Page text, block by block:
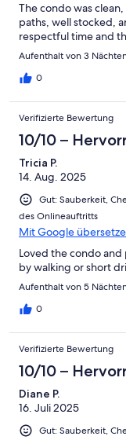
The condo was
paths, well stocked,
respectful time and
Aufenthalt von 3
0
Verifizierte Bewertung
10/10 –
Tricia P.
14. Aug. 2025
Gut: Sauberkeit,
des Onlineauftritts
Mit Google
Loved the condo and
by walking or short
Aufenthalt von 5
0
Verifizierte Bewertung
10/10 –
Diane P.
16. Juli 2025
Gut: Sauberkeit,